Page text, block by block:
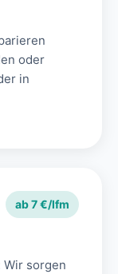
oder
in
ab 7 €/lfm
sorgen